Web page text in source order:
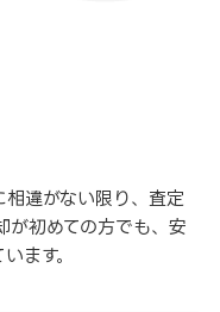
相違がない限り、査定
が初めての方でも、安
ます。